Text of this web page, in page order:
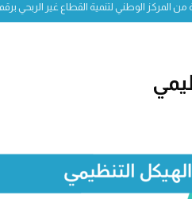
المركز الوطني لتنمية القطاع غير الربحي برقم 598